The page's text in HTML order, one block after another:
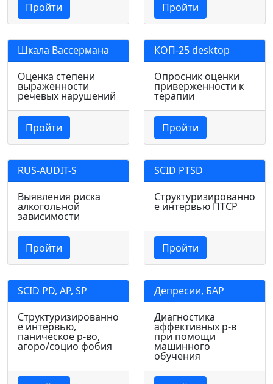
Пройти Пройти
Шкала Вассермана
Оценка степени
выраженности
речевых нарушений
Пройти
КОП-25 desktop
Опросник оценки
приверженности к
терапии
Пройти
RUS-AUDIT-S
Выявления риска
алкогольной
зависимости
Пройти
SCID PTSD
Структуризированно
е интервью ПТСР
Пройти
SCID PD, AP, SP
Структуризированно
е интервью,
паническое р-во,
агоро/социо фобия
Депресии, БАР
Диагностика
аффективных р-в
при помощи
машинного
обучения